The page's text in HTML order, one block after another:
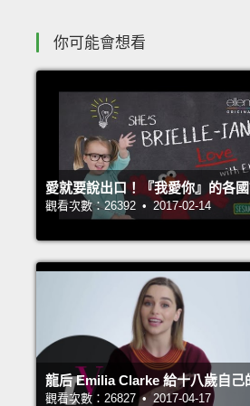
你可能會想看
愛就要說出口！『我愛你』的各
觀看次數：26392 • 2017-02-14
龍后 Emilia Clarke 給十八歲自己
觀看次數：26827 • 2017-04-17